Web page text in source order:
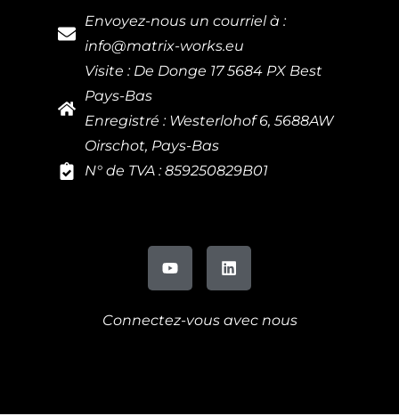
Envoyez-nous un courriel à :
info@matrix-works.eu
Visite : De Donge 17 5684 PX Best
Pays-Bas
Enregistré : Westerlohof 6, 5688AW
Oirschot, Pays-Bas
N° de TVA : 859250829B01
Connectez-vous avec nous